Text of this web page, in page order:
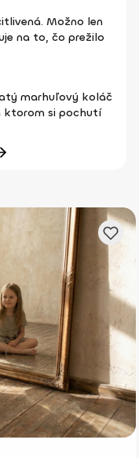
Možno len
na to, čo prežilo
marhuľový koláč
ktorom si pochutí